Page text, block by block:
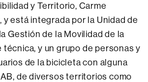
y Territorio, Carme
y está integrada por la Unidad de
Gestión de la Movilidad de la
técnica, y un grupo de personas y
de la bicicleta con alguna
de diversos territorios como